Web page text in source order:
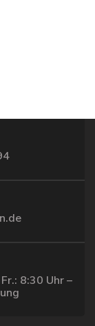
8:30 Uhr –